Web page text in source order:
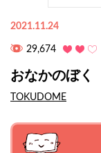
2021.11.24
29,674
おなかのぼく
TOKUDOME